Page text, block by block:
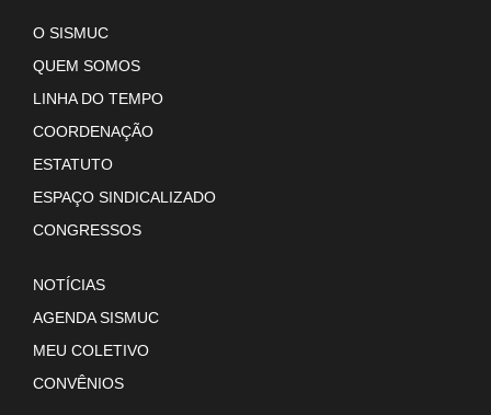
O SISMUC
QUEM SOMOS
LINHA DO TEMPO
COORDENAÇÃO
ESTATUTO
ESPAÇO SINDICALIZADO
CONGRESSOS
NOTÍCIAS
AGENDA SISMUC
MEU COLETIVO
CONVÊNIOS